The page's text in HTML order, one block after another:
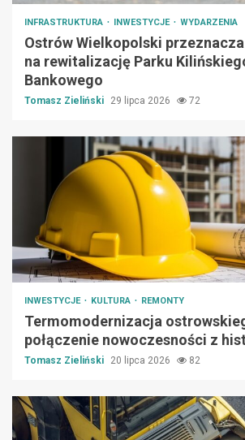
INFRASTRUKTURA INWESTYCJE WYDARZENIA
Ostrów Wielkopolski przeznacza
na rewitalizację Parku
Bankowego
Tomasz Zieliński 29 lipca 2026 72
INWESTYCJE KULTURA REMONTY
Termomodernizacja
połączenie nowoczesności z
Tomasz Zieliński 20 lipca 2026 82